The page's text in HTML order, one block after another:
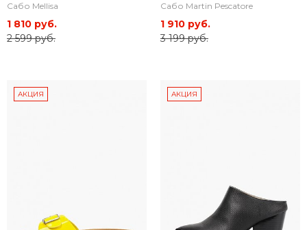
Сабо Mellisa
1 810 руб.
2 599 руб.
Сабо Martin Pescatore
1 910 руб.
3 199 руб.
АКЦИЯ АКЦИЯ